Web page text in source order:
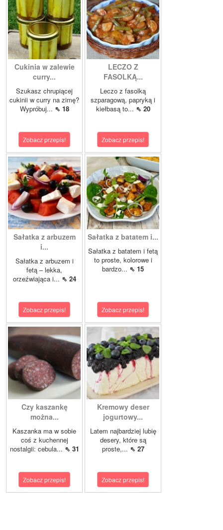
Cukinia w zalewie
curry...
Szukasz chrupiącej
cukinii w curry na zimę?
Wypróbuj... ⇖ 18
Zobacz przepis!
LECZO Z
FASOLKĄ...
Leczo z fasolką
szparagową, papryką i
kiełbasą to... ⇖ 20
Zobacz przepis!
Sałatka z arbuzem
i...
Sałatka z arbuzem i
fetą – lekka,
orzeźwiająca i... ⇖ 24
Zobacz przepis!
Sałatka z batatem i...
Sałatka z batatem i fetą
to proste, kolorowe i
bardzo... ⇖ 15
Zobacz przepis!
Czy kaszankę
można...
Kaszanka ma w sobie
coś z kuchennej
nostalgii: cebula... ⇖ 31
Zobacz przepis!
Kremowy deser
jogurtowy...
Latem najbardziej lubię
desery, które są
proste,... ⇖ 27
Zobacz przepis!